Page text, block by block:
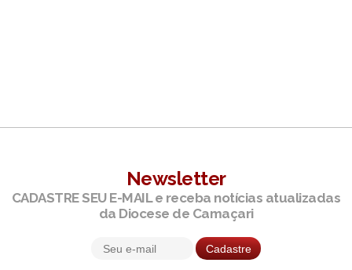
Newsletter
CADASTRE SEU E-MAIL e receba notícias atualizadas
da Diocese de Camaçari